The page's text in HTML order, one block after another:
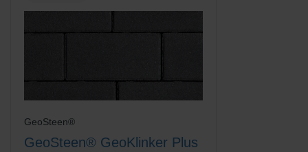
GeoSteen®
GeoSteen® GeoKlinker Plus